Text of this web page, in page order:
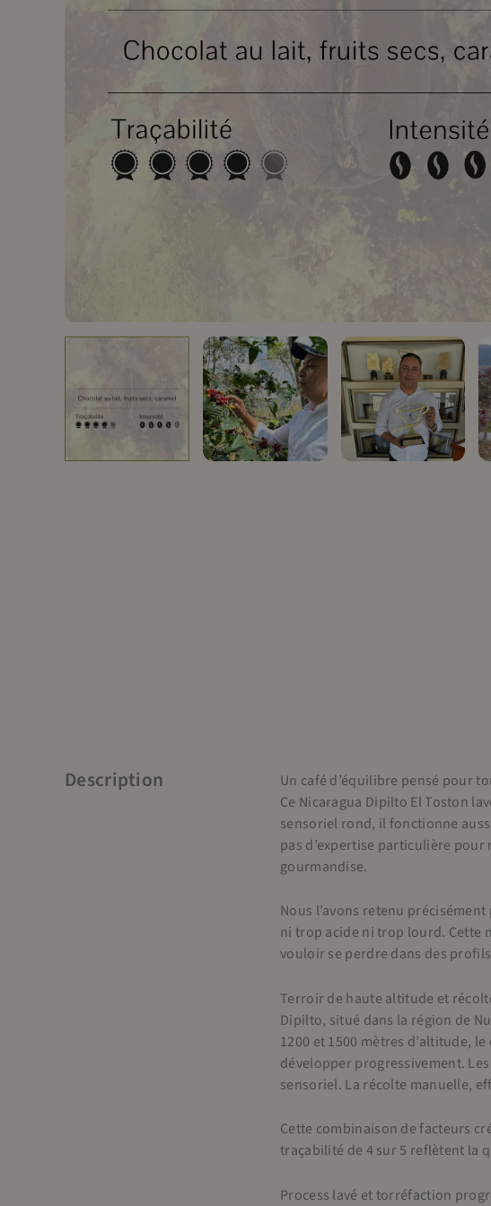
Description
Un café d’équilibre pensé pour
Ce Nicaragua Dipilto El Toston
sensoriel rond, il fonctionne
pas d’expertise particulière
gourmandise.
Nous l’avons retenu
ni trop acide ni trop lourd. Cette
vouloir se perdre dans des
Terroir de haute altitude et
Dipilto, situé dans la région de
1200 et 1500 mètres d’altitude,
développer progressivement.
sensoriel. La récolte manuelle,
Cette combinaison de facteurs
traçabilité de 4 sur 5 reflètent la
Process lavé et torréfaction